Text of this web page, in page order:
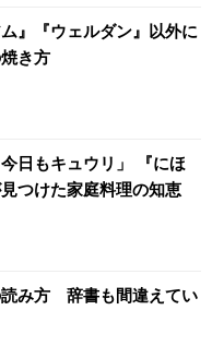
』『ウェルダン』以外に
き方
日もキュウリ」 『にほ
つけた家庭料理の知恵
読み方 辞書も間違えてい